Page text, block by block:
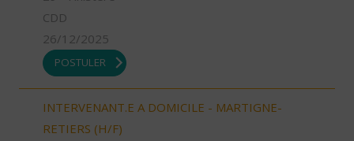
CDD
26/12/2025
POSTULER
INTERVENANT.E A DOMICILE - MARTIGNE-
RETIERS (H/F)